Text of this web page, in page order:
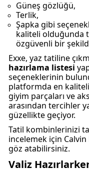
Güneş gözlüğü,
Terlik,
Şapka gibi
kaliteli olduğunda
özgüvenli bir
Exxe, yaz tatiline
hazırlama listesi
seçeneklerinin
platformda en
giyim parçaları ve
arasından tercihler
güzellikte geçiyor.
Tatil kombinlerinizi
incelemek için
göz atabilirsiniz.
Valiz